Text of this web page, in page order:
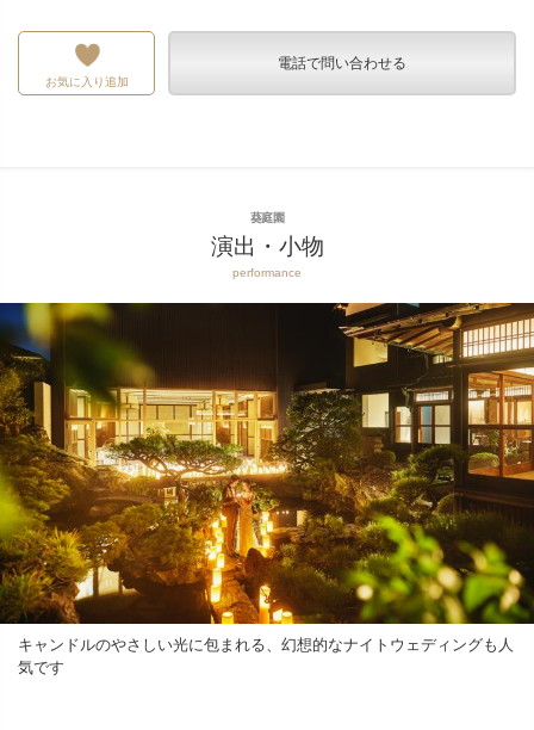
お気に入り追加
電話で問い合わせる
葵庭園
演出・小物
performance
キャンドルのやさしい光に包まれる、幻想的なナイトウェディングも人
気です